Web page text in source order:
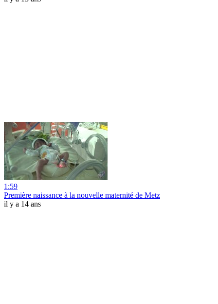
1:59
Première naissance à la nouvelle maternité de Metz
il y a 14 ans